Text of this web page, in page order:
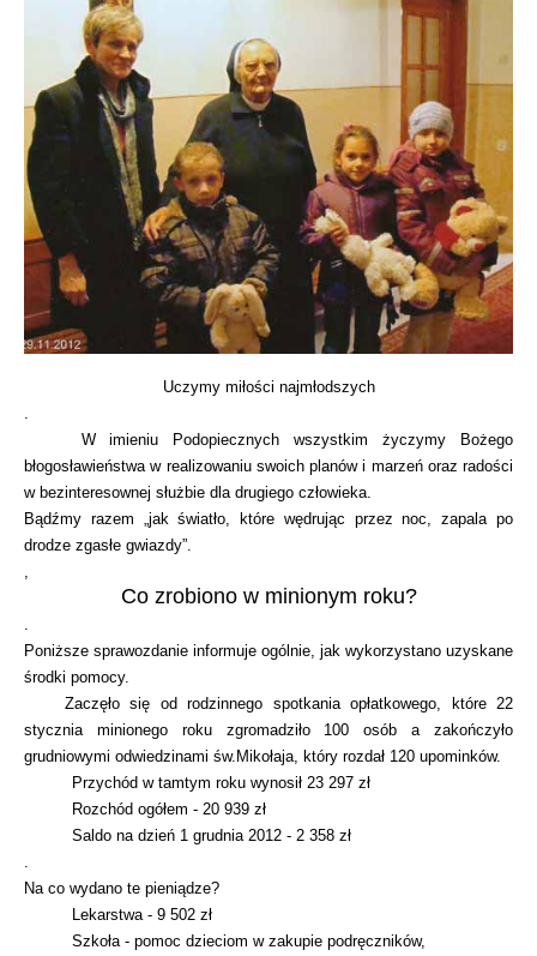
Uczymy miłości najmłodszych
W imieniu Podopiecznych wszystkim życzymy Bożego
błogosławieństwa w realizowaniu swoich planów i marzeń oraz radości
w bezinteresownej służbie dla drugiego człowieka.
Bądźmy razem „jak światło, które wędrując przez noc, zapala po
drodze zgasłe gwiazdy”.
Co zrobiono w minionym roku?
Poniższe sprawozdanie informuje ogólnie, jak wykorzystano uzyskane
środki pomocy.
Zaczęło się od rodzinnego spotkania opłatkowego, które 22
stycznia minionego roku zgromadziło 100 osób a zakończyło
grudniowymi odwiedzinami św.Mikołaja, który rozdał 120 upominków.
Przychód w tamtym roku wynosił 23 297 zł
Rozchód ogółem - 20 939 zł
Saldo na dzień 1 grudnia 2012 - 2 358 zł
Na co wydano te pieniądze?
Lekarstwa - 9 502 zł
Szkoła - pomoc dzieciom w zakupie podręczników,